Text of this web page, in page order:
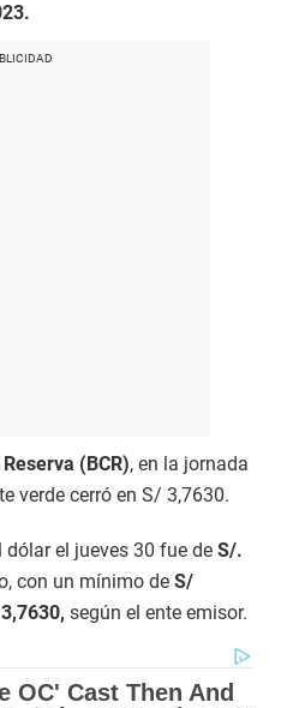
(BCR), en la jornada
verde cerró en S/ 3,7630.
el jueves 30 fue de S/.
con un mínimo de S/
según el ente emisor.